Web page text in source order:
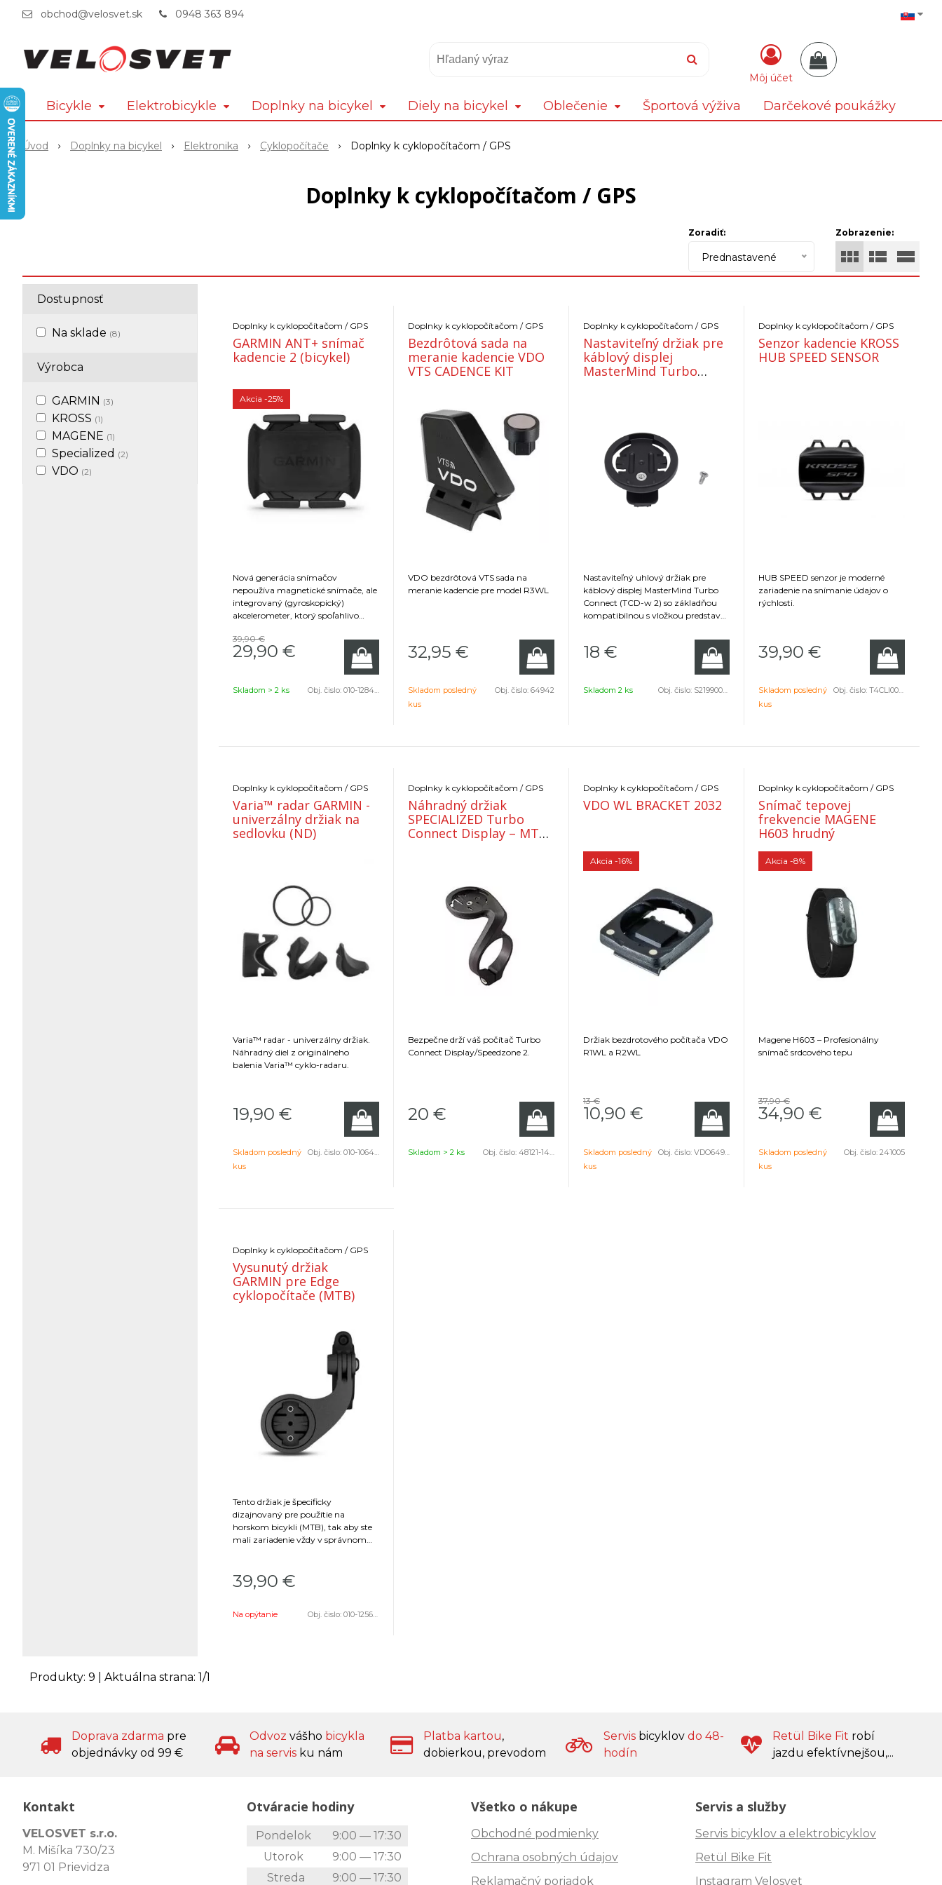
obchod@velosvet.sk 0948 363 894
Môj účet
Bicykle Elektrobicykle Doplnky na bicykel Diely na bicykel Oblečenie Športová výživa Darčekové poukážky
Úvod Doplnky na bicykel Elektronika Cyklopočítače Doplnky k cyklopočítačom / GPS
Doplnky k cyklopočítačom / GPS
Zobrazenie:
Zoradiť:
Prednastavené
Dostupnosť
Na sklade (8)
Výrobca
GARMIN (3)
KROSS (1)
MAGENE (1)
Specialized (2)
VDO (2)
Doplnky k cyklopočítačom / GPS
GARMIN ANT+ snímač
kadencie 2 (bicykel)
Akcia -25%
Nová generácia snímačov
nepoužíva magnetické snímače, ale
integrovaný (gyroskopický)
akcelerometer, ktorý spoľahlivo
39,90 €
29,90 €
Skladom > 2 ks Obj. čislo: 010-12844-00
Doplnky k cyklopočítačom / GPS
Bezdrôtová sada na
meranie kadencie VDO
VTS CADENCE KIT
VDO bezdrôtová VTS sada na
meranie kadencie pre model R3WL
32,95 €
Skladom posledný
kus
Obj. čislo: 64942
Doplnky k cyklopočítačom / GPS
Nastaviteľný držiak pre
káblový displej
MasterMind Turbo
Nastaviteľný uhlový držiak pre
káblový displej MasterMind Turbo
Connect (TCD-w 2) so základňou
kompatibilnou s vložkou predstavca
18 €
Skladom 2 ks Obj. čislo: S219900057
Doplnky k cyklopočítačom / GPS
Senzor kadencie KROSS
HUB SPEED SENSOR
HUB SPEED senzor je moderné
zariadenie na snímanie údajov o
rýchlosti.
39,90 €
Skladom posledný
kus
Obj. čislo: T4CLI000165
Doplnky k cyklopočítačom / GPS
Varia™ radar GARMIN -
univerzálny držiak na
sedlovku (ND)
Varia™ radar - univerzálny držiak.
Náhradný diel z originálneho
balenia Varia™ cyklo-radaru.
19,90 €
Skladom posledný
kus
Obj. čislo: 010-10644-12
Doplnky k cyklopočítačom / GPS
Náhradný držiak
SPECIALIZED Turbo
Connect Display – MTB
Bezpečne drží váš počítač Turbo
Connect Display/Speedzone 2.
20 €
Skladom > 2 ks Obj. čislo: 48121-1410
Doplnky k cyklopočítačom / GPS
VDO WL BRACKET 2032
Akcia -16%
Držiak bezdrotového počítača VDO
R1WL a R2WL
13 €
10,90 €
Skladom posledný
kus
Obj. čislo: VDO64931
Doplnky k cyklopočítačom / GPS
Snímač tepovej
frekvencie MAGENE
H603 hrudný
Akcia -8%
Magene H603 – Profesionálny
snímač srdcového tepu
37,90 €
34,90 €
Skladom posledný
kus
Obj. čislo: 241005
Doplnky k cyklopočítačom / GPS
Vysunutý držiak
GARMIN pre Edge
cyklopočítače (MTB)
Tento držiak je špecificky
dizajnovaný pre použítie na
horskom bicykli (MTB), tak aby ste
mali zariadenie vždy v správnom
39,90 €
Na opýtanie Obj. čislo: 010-12563-02
Produkty: 9 | Aktuálna strana: 1/1
Doprava zdarma pre
objednávky od 99 €
Odvoz vášho bicykla
na servis ku nám
Platba kartou,
dobierkou, prevodom
Servis bicyklov do 48-
hodín
Retül Bike Fit robí
jazdu efektívnejšou,...
Kontakt
VELOSVET s.r.o.
M. Mišíka 730/23
971 01 Prievidza
Otváracie hodiny
Pondelok
9:00 — 17:30
Utorok
9:00 — 17:30
Streda
9:00 — 17:30
Všetko o nákupe
Obchodné podmienky
Ochrana osobných údajov
Reklamačný poriadok
Servis a služby
Servis bicyklov a elektrobicyklov
Retül Bike Fit
Instagram Velosvet